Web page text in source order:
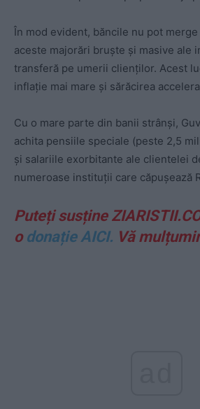
În mod evident, băncile nu pot
aceste majorări bruște și masive ale
transferă pe umerii clienților. Acest
inflație mai mare și sărăcirea
Cu o mare parte din banii strânși,
achita pensiile speciale (peste 2,5
și salariile exorbitante ale clientelei
numeroase instituții care căpușează
Puteți susține
o donație AICI. Vă